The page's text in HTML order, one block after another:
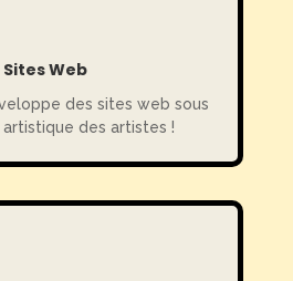
Sites Web
des sites web sous
des artistes !